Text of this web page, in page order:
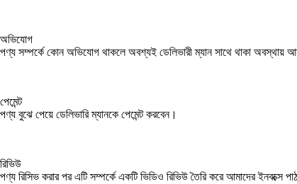
অভিযোগ
পণ্য সম্পর্কে কোন অভিযোগ থাকলে অবশ্যই ডেলিভারী ম্যান সাথে থাকা অবস্থায়
পেমেন্ট
পণ্য বুঝে পেয়ে ডেলিভারি ম্যানকে পেমেন্ট করবেন।
রিভিউ
পণ্য রিসিভ করার পর এটি সম্পর্কে একটি ভিডিও রিভিউ তৈরি করে আমাদের ইনবক্সে